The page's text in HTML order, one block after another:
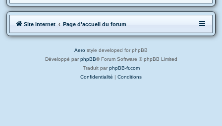
Site internet Page d'accueil du forum
Aero style developed for phpBB
Développé par phpBB® Forum Software © phpBB Limited
Traduit par phpBB-fr.com
Confidentialité | Conditions